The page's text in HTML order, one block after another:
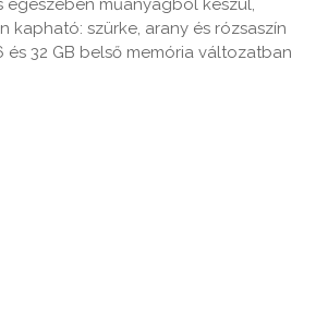
kapható: szürke, arany és rózsaszín
és 32 GB belső memória változatban